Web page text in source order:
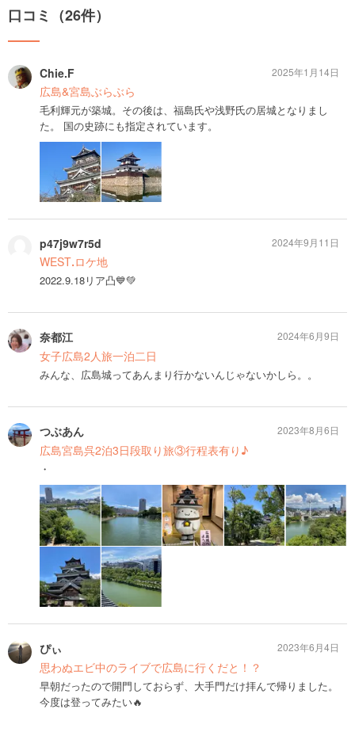
口コミ（26件）
Chie.F
広島&宮島ぶらぶら
毛利輝元が築城。その後は、福島氏や浅野氏の居城となりまし
た。 国の史跡にも指定されています。
2025年1月14日
p47j9w7r5d
WESTꓸロケ地
2022.9.18リア凸💙💚
2024年9月11日
奈都江
女子広島2人旅一泊二日
みんな、広島城ってあんまり行かないんじゃないかしら。。
2024年6月9日
つぶあん
広島宮島呉2泊3日段取り旅③行程表有り♪
・
2023年8月6日
ぴぃ
思わぬエビ中のライブで広島に行くだと！？
早朝だったので開門しておらず、大手門だけ拝んで帰りました。
今度は登ってみたい🔥
2023年6月4日